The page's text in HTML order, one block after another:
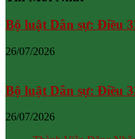
Bộ luật Dân sự: Điều
26/07/2026
Bộ luật Dân sự: Điều
26/07/2026